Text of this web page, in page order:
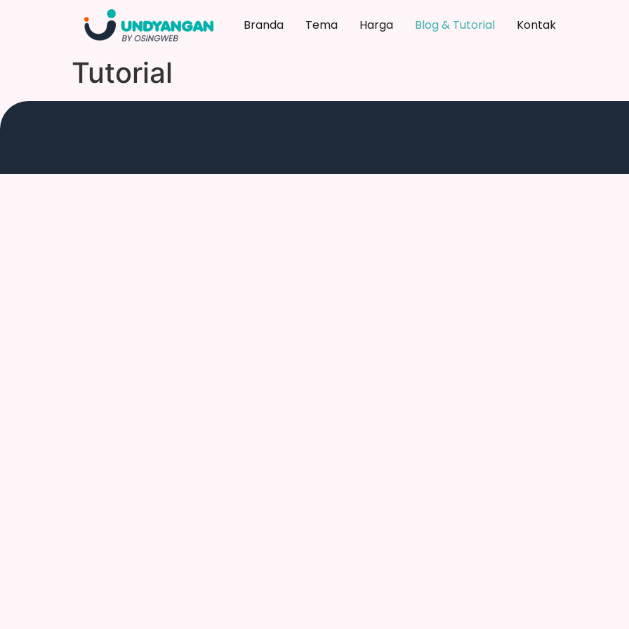
Branda Tema Harga Blog & Tutorial Kontak
Tutorial